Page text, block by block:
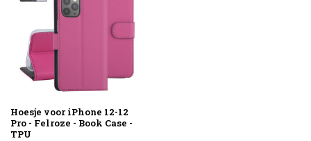
Hoesje voor iPhone 12-12
Pro - Felroze - Book Case -
TPU